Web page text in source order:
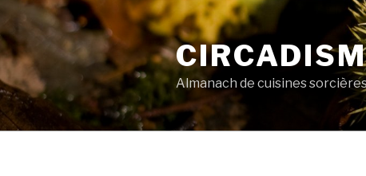
Aller
au
contenu
principal
Almanach de cuisines